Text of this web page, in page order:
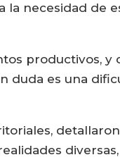
la necesidad de
productivos, y
duda es una